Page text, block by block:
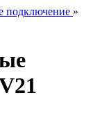
подключение »